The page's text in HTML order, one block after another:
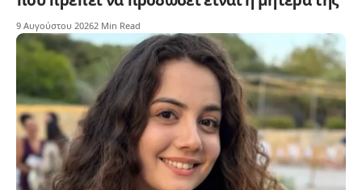
9 Αυγούστου 20262 Min Read